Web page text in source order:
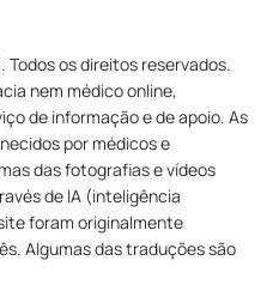
os direitos reservados.
nem médico online,
de informação e de apoio. As
por médicos e
das fotografias e vídeos
de IA (inteligência
foram originalmente
Algumas das traduções são